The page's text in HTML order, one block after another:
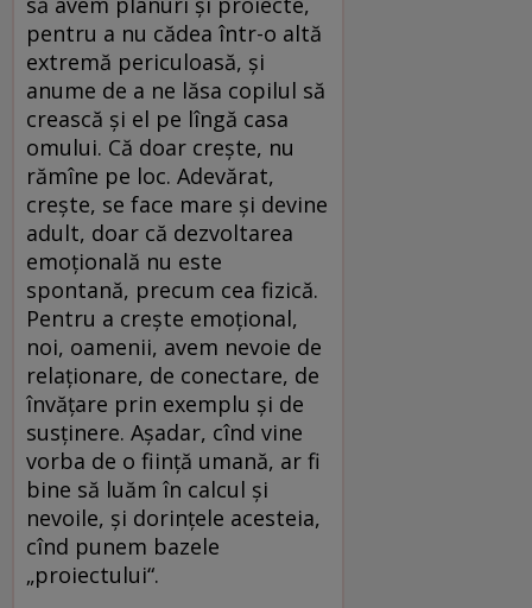
pentru a nu cădea într-o altă
extremă periculoasă, și
anume de a ne lăsa copilul să
crească și el pe lîngă casa
omului. Că doar crește, nu
rămîne pe loc. Adevărat,
crește, se face mare și devine
adult, doar că dezvoltarea
emoțională nu este
spontană, precum cea fizică.
Pentru a crește emoțional,
noi, oamenii, avem nevoie de
relaționare, de conectare, de
învățare prin exemplu și de
susținere. Așadar, cînd vine
vorba de o ființă umană, ar fi
bine să luăm în calcul și
nevoile, și dorințele acesteia,
cînd punem bazele
„proiectului“.